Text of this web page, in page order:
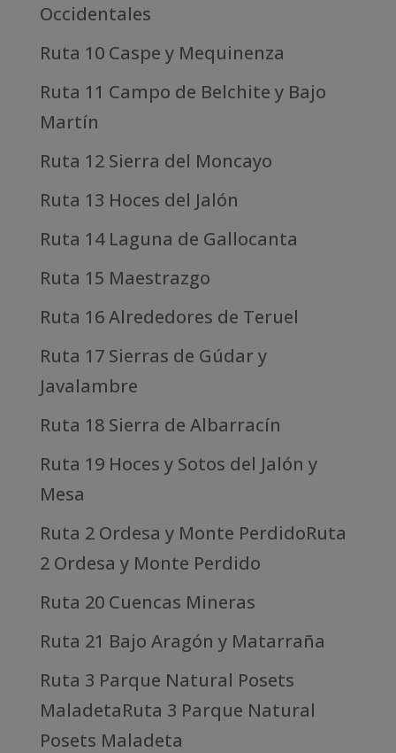
Occidentales
Ruta 10 Caspe y Mequinenza
Ruta 11 Campo de Belchite y Bajo
Martín
Ruta 12 Sierra del Moncayo
Ruta 13 Hoces del Jalón
Ruta 14 Laguna de Gallocanta
Ruta 15 Maestrazgo
Ruta 16 Alrededores de Teruel
Ruta 17 Sierras de Gúdar y
Javalambre
Ruta 18 Sierra de Albarracín
Ruta 19 Hoces y Sotos del Jalón y
Mesa
Ruta 2 Ordesa y Monte PerdidoRuta
2 Ordesa y Monte Perdido
Ruta 20 Cuencas Mineras
Ruta 21 Bajo Aragón y Matarraña
Ruta 3 Parque Natural Posets
MaladetaRuta 3 Parque Natural
Posets Maladeta